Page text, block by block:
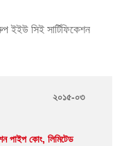
ইইউ সিই সার্টিফিকেশন
২০১৫-০৩
পাইপ কোং, লিমিটেড